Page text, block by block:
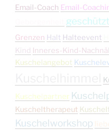
Email-Coach Email-
Grenzen Halt Halteevent
Kind Inneres-Kind-
Kuschelangebot
Kuschelpartner
Kuscheltherapeut
Kuschelworkshop